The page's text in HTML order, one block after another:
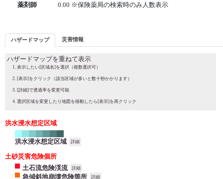
薬剤師 0.00 ※保険薬局の検索時のみ人数表示
ハザードマップ 災害情報
ハザードマップを重ねて表示
表示したい[区域名]を選択（複数選択可）
[表示]をクリック（該当区域が多いと数十秒かかります）
[詳細]で透過率を変更可能
選択区域を変更したり地図を移動したら[表示]を再クリック
洪水浸水想定区域
洪水浸水想定区域 詳細
土砂災害危険個所
土石流危険渓流
詳細
急傾斜地崩壊危険箇所 詳細